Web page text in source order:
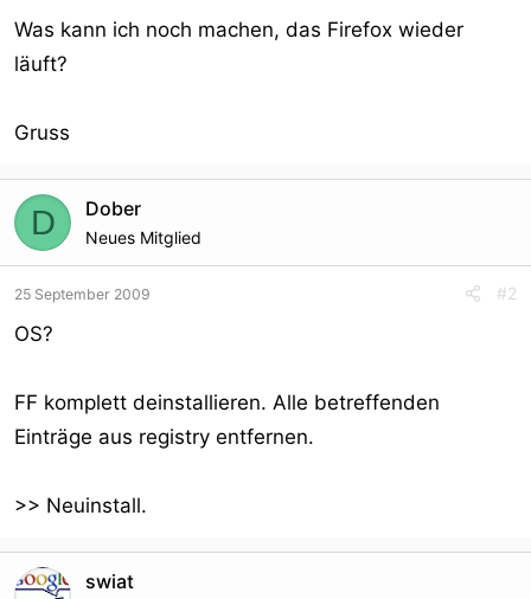
Was kann ich noch machen, das Firefox wieder
läuft?
Gruss
D Dober
Neues Mitglied
25 September 2009 #2
OS?
FF komplett deinstallieren. Alle betreffenden
Einträge aus registry entfernen.
>> Neuinstall.
swiat